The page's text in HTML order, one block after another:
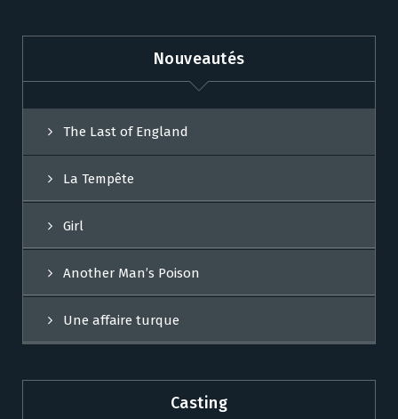
Nouveautés
The Last of England
La Tempête
Girl
Another Man’s Poison
Une affaire turque
Casting